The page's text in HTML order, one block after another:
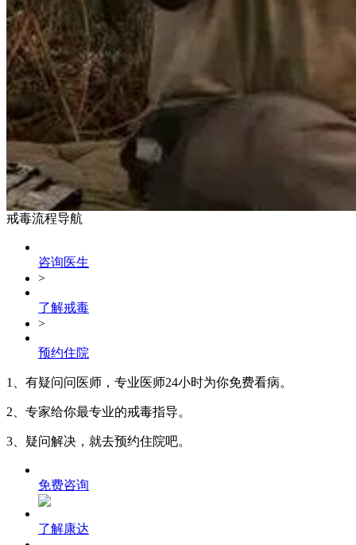
戒毒流程导航
咨询医生
>
了解戒毒
>
预约住院
1、有疑问问医师，专业医师24小时为你免费看病。
2、专家给你最专业的戒毒指导。
3、疑问解决，就去预约住院吧。
免费咨询
了解康达